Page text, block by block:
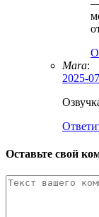
—
Mara:
2025-
Оставьте свой